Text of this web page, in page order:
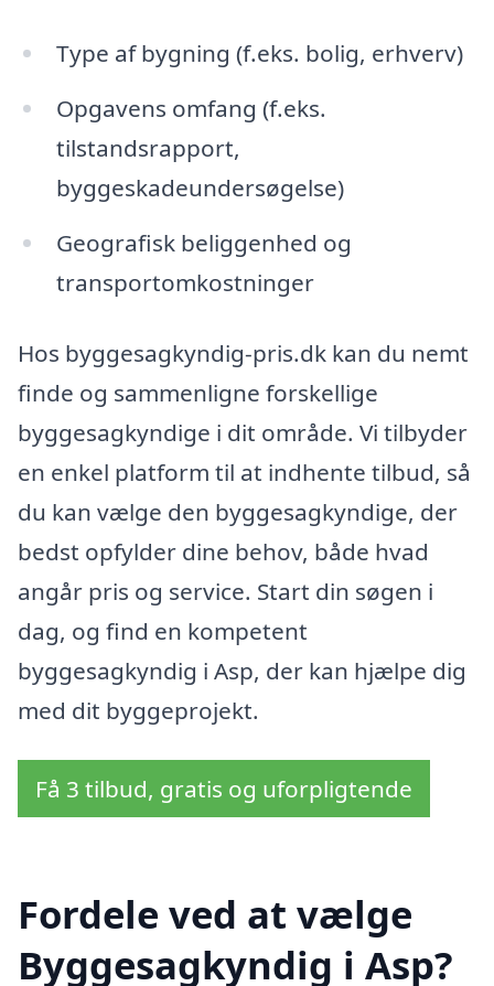
Type af bygning (f.eks. bolig, erhverv)
Opgavens omfang (f.eks.
tilstandsrapport,
byggeskadeundersøgelse)
Geografisk beliggenhed og
transportomkostninger
Hos byggesagkyndig-pris.dk kan du nemt
finde og sammenligne forskellige
byggesagkyndige i dit område. Vi tilbyder
en enkel platform til at indhente tilbud, så
du kan vælge den byggesagkyndige, der
bedst opfylder dine behov, både hvad
angår pris og service. Start din søgen i
dag, og find en kompetent
byggesagkyndig i Asp, der kan hjælpe dig
med dit byggeprojekt.
Få 3 tilbud, gratis og uforpligtende
Fordele ved at vælge
Byggesagkyndig i Asp?